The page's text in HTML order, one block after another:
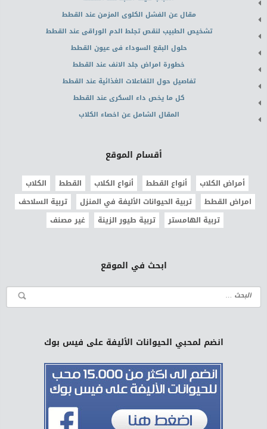
مقال عن الفشل الكلوى المزمن عند القطط
تشخيص الطبيب لنقص تجلط الدم الوراقى عند القطط
حلول البقع السوداء فى عيون القطط
خطورة امراض جلد الانف عند القطط
تفاصيل حول التفاعلات الغذائية عند القطط
كل ما يخص داء السكرى عند القطط
المقال الشامل عن اخصاء الكلاب
أقسام الموقع
أمراض الكلاب أنواع القطط أنواع الكلاب القطط
الكلاب
امراض القطط
تربية الحيوانات الأليفة في المنزل
تربية السلاحف
تربية الهامستر
تربية طيور الزينة غير مصنف
ابحث في الموقع
انضم لمحبي الحيوانات الأليفة على فيس بوك